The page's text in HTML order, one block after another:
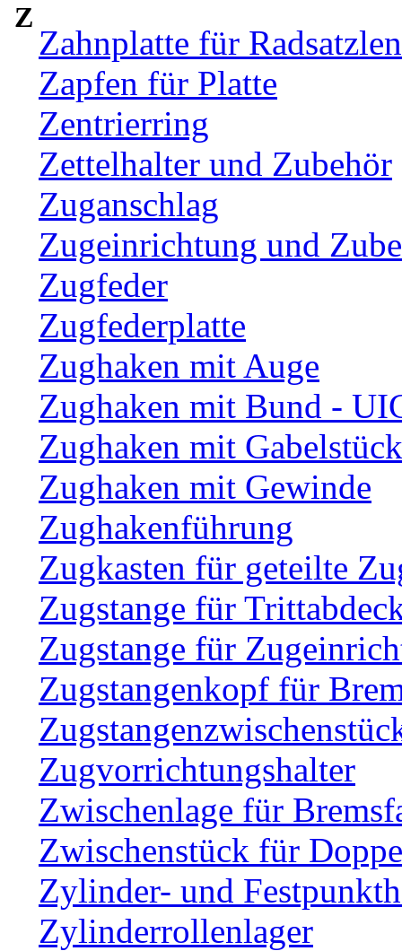
Z
Zahnplatte für
Zapfen für Platte
Zentrierring
Zettelhalter und Zubehör
Zuganschlag
Zugeinrichtung und
Zugfeder
Zugfederplatte
Zughaken mit Auge
Zughaken mit Bund -
Zughaken mit Gabelstück
Zughaken mit Gewinde
Zughakenführung
Zugkasten für geteilte
Zugstange für
Zugstange für
Zugstangenkopf für
Zugvorrichtungshalter
Zwischenlage für
Zwischenstück für
Zylinder- und
Zylinderrollenlager